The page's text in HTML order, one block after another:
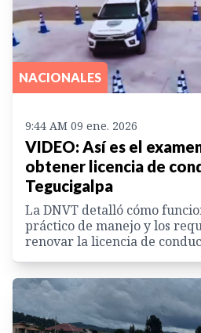
NACIONALES
9:44 AM 09 ene. 2026
VIDEO: Así es el
obtener licencia de
Tegucigalpa
La DNVT detalló cómo
práctico de manejo y los
renovar la licencia de